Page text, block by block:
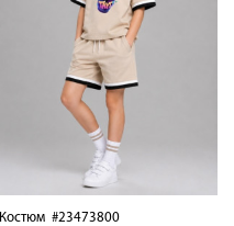
Костюм #23473800